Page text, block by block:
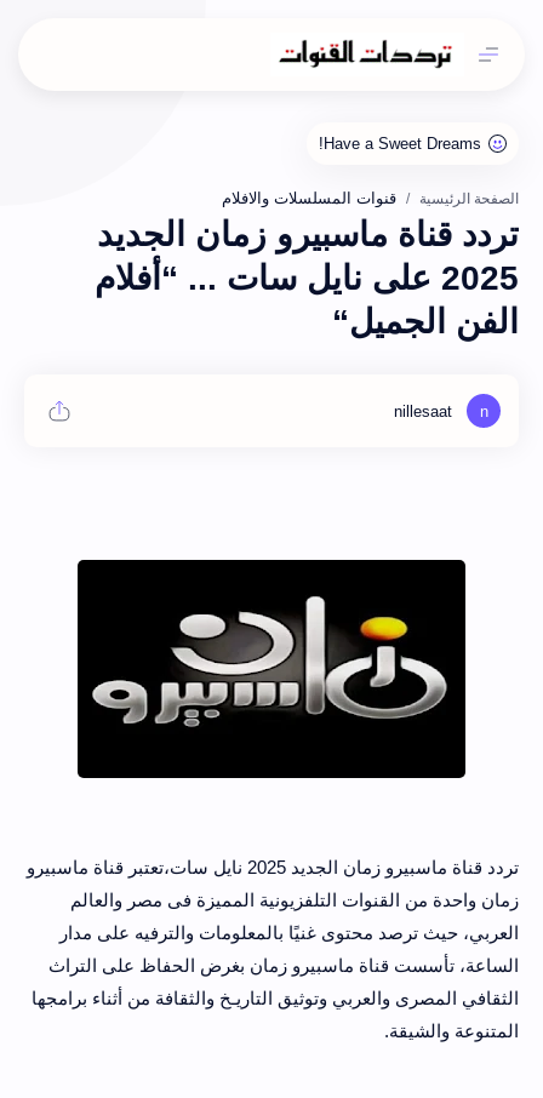
الصفحة الرئيسية قنوات المسلسلات والافلام
تردد قناة ماسبيرو زمان الجديد
2025 على نايل سات ... “أفلام
الفن الجميل“
تردد قناة ماسبيرو زمان الجديد 2025 نايل سات،تعتبر قناة ماسبيرو
زمان واحدة من القنوات التلفزيونية المميزة فى مصر والعالم
العربي، حيث ترصد محتوى غنيًا بالمعلومات والترفيه على مدار
الساعة، تأسست قناة ماسبيرو زمان بغرض الحفاظ على التراث
الثقافي المصرى والعربي وتوثيق التاريـخ والثقافة من أثناء برامجها
المتنوعة والشيقة.